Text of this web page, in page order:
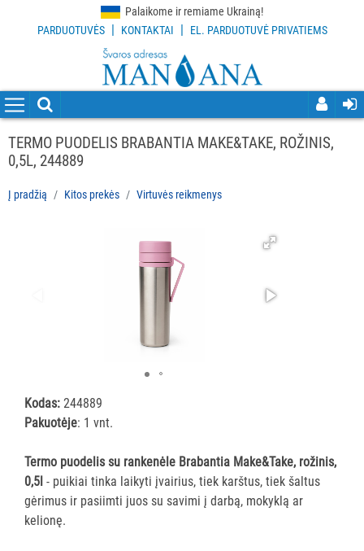
Palaikome ir remiame Ukrainą!
PARDUOTUVĖS | KONTAKTAI | EL. PARDUOTUVĖ PRIVATIEMS
VALYMO
PRIEMONĖS
VALYMO
SKALBIMO
PURVĄ
SUGERIANTYS
KILIMĖLIAI
TERMO PUODELIS BRABANTIA MAKE&TAKE, ROŽINIS,
0,5L, 244889
Į pradžią Kitos prekės Virtuvės reikmenys
Kodas: 244889
Pakuotėje: 1 vnt.
Termo puodelis su rankenėle Brabantia Make&Take, rožinis,
0,5l - puikiai tinka laikyti įvairius, tiek karštus, tiek šaltus
gėrimus ir pasiimti juos su savimi į darbą, mokyklą ar
kelionę.